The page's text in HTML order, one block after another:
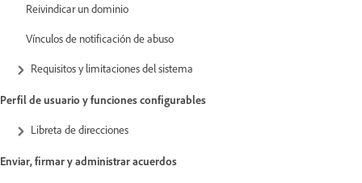
Reivindicar un dominio
Vínculos de notificación de abuso
Requisitos y limitaciones del sistema
Perfil de usuario y funciones configurables
Libreta de direcciones
Enviar, firmar y administrar acuerdos